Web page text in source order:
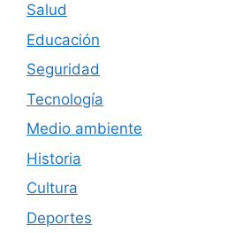
Salud
Educación
Seguridad
Tecnología
Medio ambiente
Historia
Cultura
Deportes